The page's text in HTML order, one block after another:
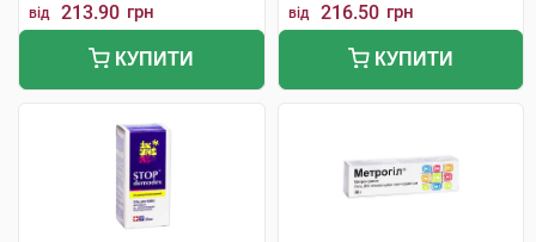
від 213.90 грн
КУПИТИ
від 216.50 грн
КУПИТИ